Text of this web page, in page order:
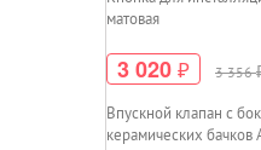
матовая
3 020 ₽ 3 356
Впускной клапан с
керамических